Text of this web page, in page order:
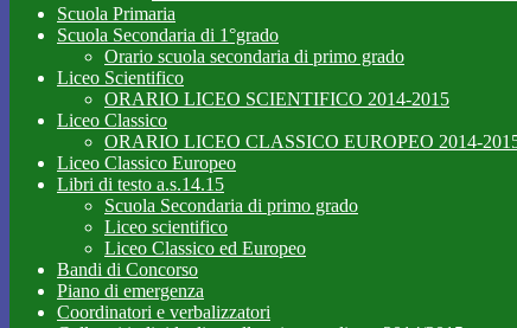
Scuola Primaria
Scuola Secondaria di 1°grado
Orario scuola secondaria di primo grado
Liceo Scientifico
ORARIO LICEO SCIENTIFICO 2014-2015
Liceo Classico
ORARIO LICEO CLASSICO EUROPEO 2014-
Liceo Classico Europeo
Libri di testo a.s.14.15
Scuola Secondaria di primo grado
Liceo scientifico
Liceo Classico ed Europeo
Bandi di Concorso
Piano di emergenza
Coordinatori e verbalizzatori